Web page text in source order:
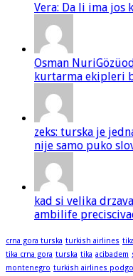
Vera: Da li ima jos
Osman
kurtarma ekipleri
zeks: turska je
nije samo puko
kad si velika
ambilife
crna gora turska turkish airlines
tika crna gora turska tika acibadem
montenegro turkish airlines